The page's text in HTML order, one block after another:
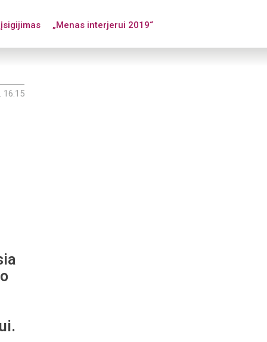
„Menas interjerui 2019“
16:15